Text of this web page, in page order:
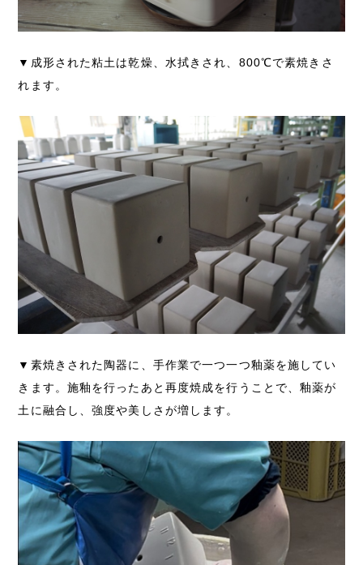
▼成形された粘土は乾燥、水拭きされ、800℃で素焼きさ
れます。
▼素焼きされた陶器に、手作業で一つ一つ釉薬を施してい
きます。施釉を行ったあと再度焼成を行うことで、釉薬が
土に融合し、強度や美しさが増します。